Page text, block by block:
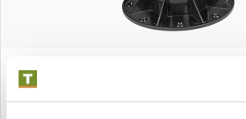
Fußbodenträger